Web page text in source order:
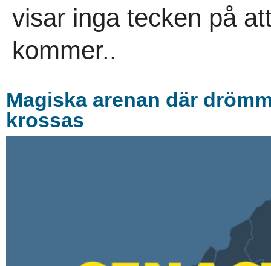
visar inga tecken på
kommer..
Magiska arenan där
krossas